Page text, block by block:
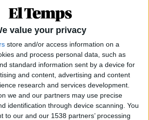
value your privacy
store and/or access information on a
and process personal data, such as
standard information sent by a device for
and content, advertising and content
research and services development.
we and our partners may use precise
identification through device scanning. You
to our and our 1538 partners’ processing
preguntes equivocades
un nou salt digital